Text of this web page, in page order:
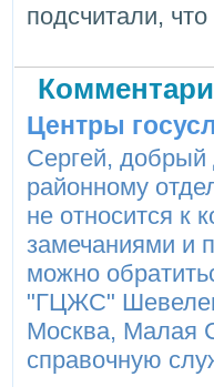
подсчитали,
Центры
Сергей,
районному
не относится к
замечаниями и
можно
"ГЦЖС"
Москва, Малая
справочную